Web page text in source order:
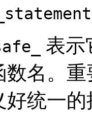
表示
名。
统一的